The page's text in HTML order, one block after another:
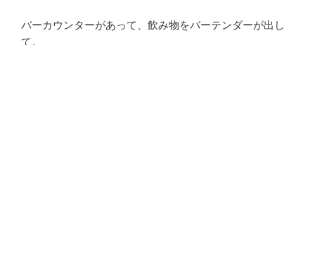
バーカウンターがあって、飲み物をバーテンダーが出し
て。